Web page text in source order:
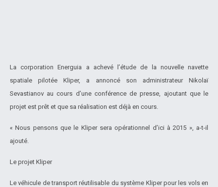
La corporation Energuia a achevé l’étude de la nouvelle navette
spatiale pilotée Kliper, a annoncé son administrateur Nikolaï
Sevastianov au cours d’une conférence de presse, ajoutant que le
projet est prêt et que sa réalisation est déjà en cours.
« Nous pensons que le Kliper sera opérationnel d’ici à 2015 », a-t-il
ajouté.
Le projet Kliper
Le véhicule de transport réutilisable du système Kliper pour les vols en